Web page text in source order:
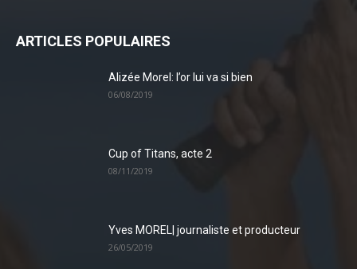
ARTICLES POPULAIRES
Alizée Morel: l’or lui va si bien
06/08/2019
Cup of Titans, acte 2
08/11/2019
Yves MOREL| journaliste et producteur
26/05/2019